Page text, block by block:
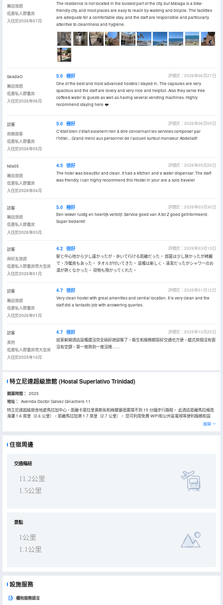
獨自旅遊
低層私人膠囊房
入住於2026年07月
The residence is not located in the busiest part of the city, but Málaga is a bike-
friendly city, and most places are easy to reach by walking and bicycle. The facilities
are adequate for a comfortable stay, and the staff are responsible and particularly
attentive to cleanliness and hygiene.
SeadaO
獨自旅遊
低層私人膠囊房
入住於2026年06月
5.0 極好
評價於：2026年06月27日
One of the best and most advanced hostels i stayed in, The capsules are very
spacious and the staff are lovely and very nice and helpfull. Also they serve free
coffee& water to guests as well as having several vending machines. Highly
recommend staying here ❤️
訪客
商務旅客
低層私人膠囊房
入住於2026年05月
5.0 極好
評價於：2026年06月05日
C'était bien c'était excellent rien à dire concernant les services composer par
l'hôtel... Grand merci aux personnel de l'accueil surtout monsieur Abdellatif
Nils05
獨自旅遊
低層私人膠囊房
入住於2026年04月
4.5 很好
評價於：2026年05月20日
The hotel was beautiful and clean. It had a kitchen and a water dispensar. The staff
was friendly. I can highly recommend this Hostel in your are a solo traveler
訪客
獨自旅遊
低層私人膠囊房
入住於2026年03月
5.0 極好
評價於：2026年03月30日
Een lekker rustig en heerlijk verblijf. Service goed van A tot Z goed geïnformeerd.
Super bedankt!
訪客
與好友旅遊
低層私人膠囊房帶大型床
入住於2026年01月
4.2 很好
評價於：2026年03月13日
駅と中心地から少し遠かったが、歩いて行ける距離だった。 部屋は少し狹かったが綺麗
で、冷暖房もあった。 タオルが付いてきた。 設備は新しく、清潔だったがシャワーのお
湯が熱くなかった。 荷物も預かってくれた。
訪客
獨自旅遊
低層私人膠囊房
入住於2026年01月
4.7 很好
評價於：2026年01月12日
Very clean hostel with great amenities and central location. It is very clean and the
staff did a fantastic job with answering queries.
訪客
其他
低層私人膠囊房帶大型床
入住於2025年10月
4.7 很好
評價於：2025年10月25日
這家新開酒店設備還沒完全搞好就迎客了，衞生和服務都挺好交通也方便，艙式房間沒有窗
沒有空調，第一夜熱到一夜沒睡……
特立尼達超級旅館(Hostal Superlativo Trinidad)
開業時間： 2025
地址：
Avenida Doctor Gálvez Ginachero 11
特立尼達超級旅舍地處馬拉加中心，距離卡萊拉里奧斯街和梅爾塞德廣場不到 15 分鐘步行路程。 此酒店距離馬拉格塔
海灘 1.6 英里（2.6 公里），距離馬拉加港 1.7 英里（2.7 公里）。 您可利用免費 WiFi和公共區電視等便利服務和設
施。 週末 08:00 至 11:30 提供收費的自助式早餐。 前台只在規定時段有服務人員值班。 酒店的 65 間客房定能讓您在
展開
住宿周邊
交通樞紐
11.2公里
1.5公里
景點
1公里
1.1公里
設施服務
櫃枱服務語言